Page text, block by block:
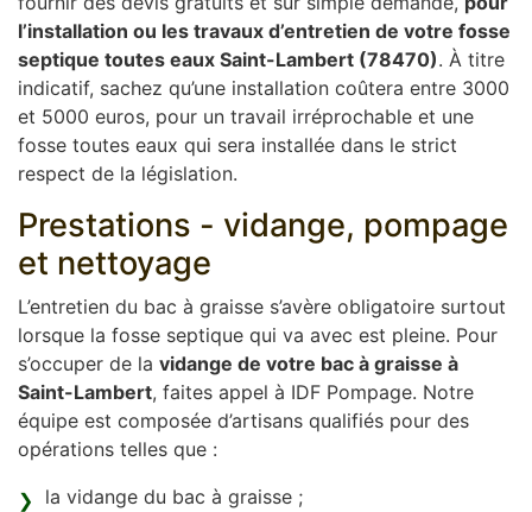
l’installation ou les travaux d’entretien de votre fosse
septique toutes eaux Saint-Lambert (78470). À titre
indicatif, sachez qu’une installation coûtera entre 3000
et 5000 euros, pour un travail irréprochable et une
fosse toutes eaux qui sera installée dans le strict
respect de la législation.
Prestations - vidange, pompage
et nettoyage
L’entretien du bac à graisse s’avère obligatoire surtout
lorsque la fosse septique qui va avec est pleine. Pour
s’occuper de la vidange de votre bac à graisse à
Saint-Lambert, faites appel à IDF Pompage. Notre
équipe est composée d’artisans qualifiés pour des
opérations telles que :
la vidange du bac à graisse ;